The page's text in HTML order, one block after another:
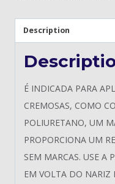
Description
É INDICADA PARA
CREMOSAS, COMO
POLIURETANO, UM
PROPORCIONA UM
SEM MARCAS. USE A
EM VOLTA DO NARIZ